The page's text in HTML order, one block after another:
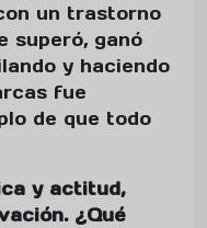
un trastorno
superó, ganó
y haciendo
fue
de que todo
y actitud,
¿Qué